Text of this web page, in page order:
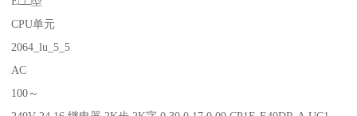
CPU单元
2064_lu_5_5
AC
100～